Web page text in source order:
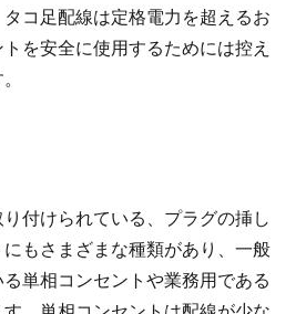
コ足配線は定格電力を超えるお
を安全に使用するためには控え
付けられている、プラグの挿し
もさまざまな種類があり、一般
単相コンセントや業務用である